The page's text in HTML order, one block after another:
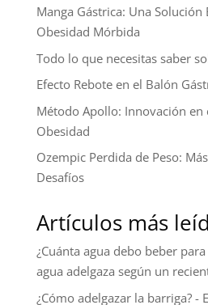
Manga Gástrica: Una Solución
Obesidad Mórbida
Todo lo que necesitas saber
Efecto Rebote en el Balón
Método Apollo: Innovación en
Obesidad
Ozempic Perdida de Peso:
Desafíos
Artículos más
¿Cuánta agua debo beber para
agua adelgaza según un
¿Cómo adelgazar la barriga? -